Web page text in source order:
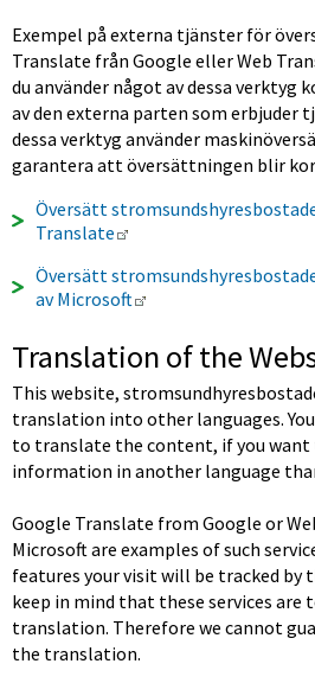
Exempel på externa tjänster för
Translate från Google eller Web
du använder något av dessa verktyg
av den externa parten som erbjuder
dessa verktyg använder
garantera att översättningen blir
Översätt
Translate
Översätt
av Microsoft
Translation of the
This website,
translation into other languages.
to translate the content, if you
information in another language
Google Translate from Google or
Microsoft are examples of such
features your visit will be tracked by
keep in mind that these services are
translation. Therefore we cannot
the translation.